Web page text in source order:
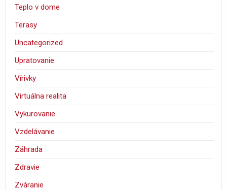
Teplo v dome
Terasy
Uncategorized
Upratovanie
Vírivky
Virtuálna realita
Vykurovanie
Vzdelávanie
Záhrada
Zdravie
Zváranie